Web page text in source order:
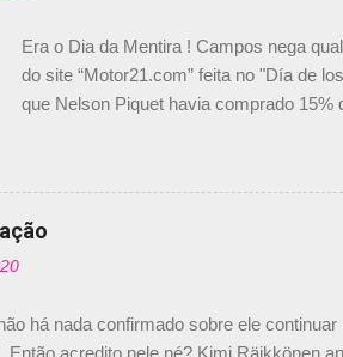
Era o Dia da Mentira ! Campos nega
do site “Motor21.com” feita no "Día de
que Nelson Piquet havia comprado
dirigente foi taxativo ao declarar que o
verdade, nós recebemos uma oferta de
Senna, não podemos ter dois
há nada confirmado sobre ele
Então acredito nele né? Kimi Räikkönen